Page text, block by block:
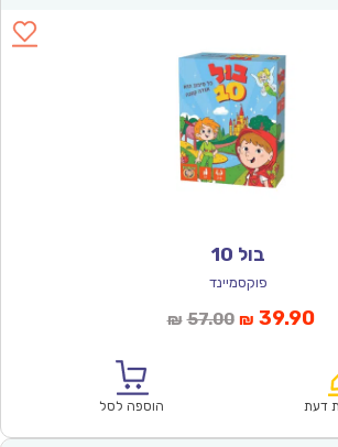
בול 10
פוקסמיינד
₪ 57.00המחיר
₪57.00.
₪ 39.90
דעת הוספה לסל